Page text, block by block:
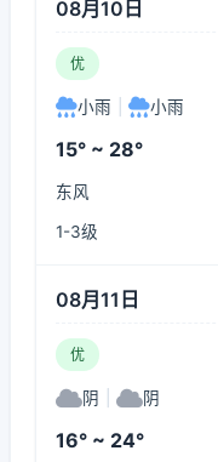
08月10日
优
小雨 小雨
15° ~ 28°
东风
1-3级
08月11日
优
阴 阴
16° ~ 24°